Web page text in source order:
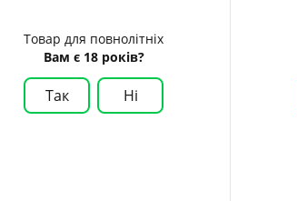
Товар для повнолітніх
Вам є 18 років?
Так Ні